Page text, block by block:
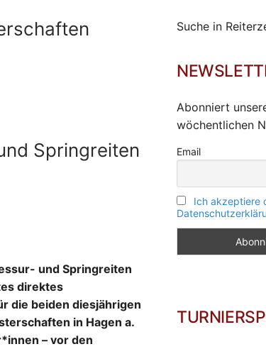
Springreiten
und Springreiten
direktes
die beiden diesjährigen
in Hagen a.
– vor den
Suche in
Abonniert
wöchentlichen
Email
Ich akzeptiere